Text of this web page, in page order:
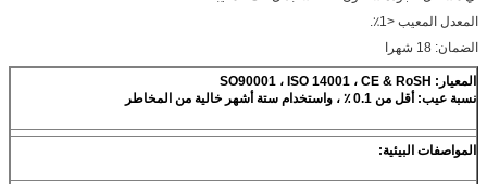
المعدل المعيب <1٪.
الضمان: 18 شهرا
المعيار: SO90001 ، ISO 14001 ، CE & RoSH
نسبة عيب: أقل من 0.1 ٪ ، واستخدام ستة أشهر خالية من المخاطر
المواصفات البيئية: